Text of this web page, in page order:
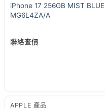
iPhone 17 256GB MIST BLUE
MG6L4ZA/A
聯絡查價
APPLE 產品